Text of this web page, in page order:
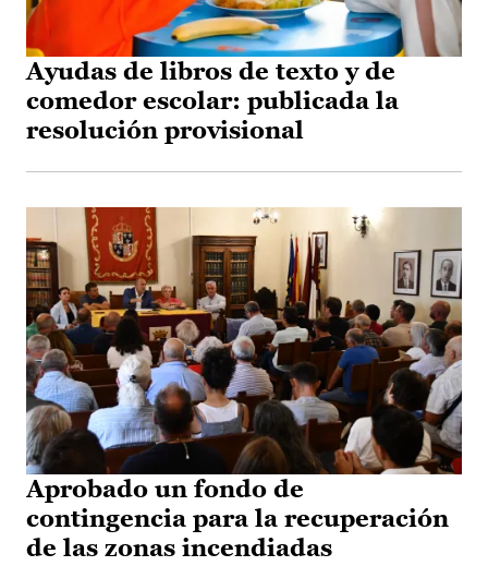
Ayudas de libros de texto y de
comedor escolar: publicada la
resolución provisional
Aprobado un fondo de
contingencia para la recuperación
de las zonas incendiadas